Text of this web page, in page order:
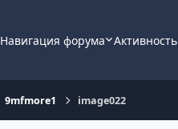
Навигация форума Активность
9mfmore1 image022